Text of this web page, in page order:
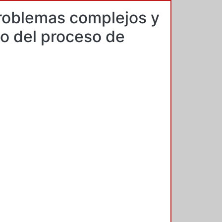
complejos y
del proceso de